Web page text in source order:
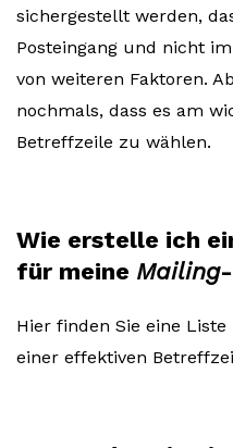
sichergestellt werden,
Posteingang und nicht
von weiteren Faktoren.
nochmals, dass es am
Betreffzeile zu wählen.
Wie erstelle ich
für meine Mailing
Hier finden Sie eine
einer effektiven